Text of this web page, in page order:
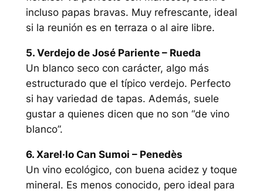
incluso papas bravas. Muy refrescante, ideal
si la reunión es en terraza o al aire libre.
5. Verdejo de José Pariente – Rueda
Un blanco seco con carácter, algo más
estructurado que el típico verdejo. Perfecto
si hay variedad de tapas. Además, suele
gustar a quienes dicen que no son “de vino
blanco”.
6. Xarel·lo Can Sumoi – Penedès
Un vino ecológico, con buena acidez y toque
mineral. Es menos conocido, pero ideal para